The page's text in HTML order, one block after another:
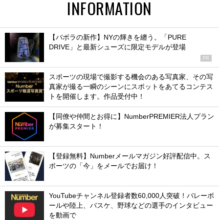
INFORMATION
【バボラの新作】NYの輝きを纏う。「PURE
DRIVE」と最新シューズに限定モデルが登場
PR
スポーツの現場で撮影する機会のある写真家、その写
真家が撮る一瞬のシーンにスポットをあてるコンテス
トを開催します。作品受付中！
【同僚や仲間とお得に】NumberPREMIER法人プラン
が募集スタート！
【登録無料】Numberメールマガジン好評配信中。ス
ポーツの「今」をメールでお届け！
YouTubeチャンネル登録者数60,000人突破！バレーボ
ールや陸上、バスケ、野球などの選手のインタビュー
を動画で